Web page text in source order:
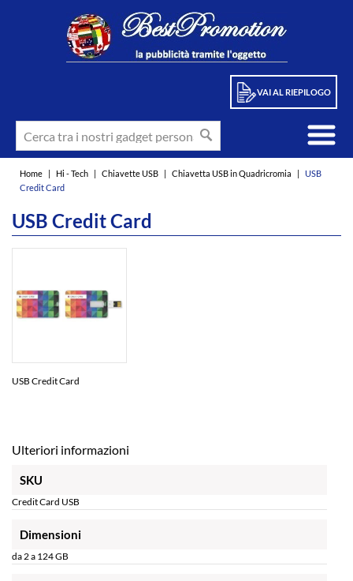
VAI AL RIEPILOGO
Home | Hi - Tech | Chiavette USB | Chiavetta USB in Quadricromia |
USB
Credit Card
USB Credit Card
USB Credit Card
Ulteriori informazioni
SKU
Credit Card USB
Dimensioni
da 2 a 124 GB